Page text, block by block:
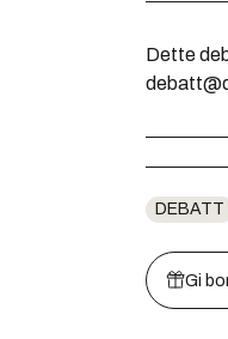
Dette
DEBATT
Gi